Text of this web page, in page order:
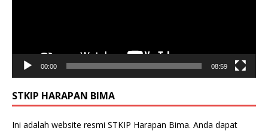
00:00 08:59
STKIP HARAPAN BIMA
Ini adalah website resmi STKIP Harapan Bima. Anda dapat